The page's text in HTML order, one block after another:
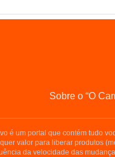
Sobre o “O
é um portal que contém tudo
valor para liberar produtos
da velocidade das